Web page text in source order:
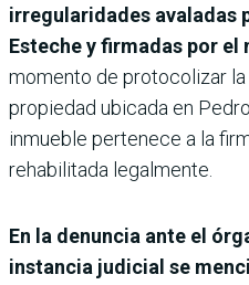
irregularidades avaladas
Esteche y firmadas por el
momento de protocolizar
propiedad ubicada en
inmueble pertenece a la
rehabilitada legalmente.
En la denuncia ante el
instancia judicial se